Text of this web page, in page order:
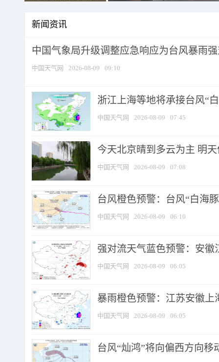
新闻资讯
中国气象局升级调整应急响应为台风暴雨
中国天气网 2026-08-09 09:10
浙江上海等地将承接台风“
中国天气网 2026-08-09 07:45
今天北京晴到多云为主 明
中国天气网 2026-08-09 07:08
台风橙色预警：台风“白海
中国天气网 2026-08-09 06:10
强对流天气蓝色预警：安徽
中国天气网 2026-08-09 06:05
暴雨橙色预警：江苏安徽上
中国天气网 2026-08-09 06:05
台风“灿鸿”将向偏西方向移